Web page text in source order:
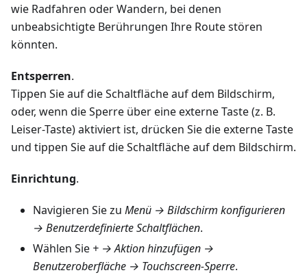
wie Radfahren oder Wandern, bei denen
unbeabsichtigte Berührungen Ihre Route stören
könnten.
Entsperren.
Tippen Sie auf die Schaltfläche auf dem Bildschirm,
oder, wenn die Sperre über eine externe Taste (z. B.
Leiser-Taste) aktiviert ist, drücken Sie die externe Taste
und tippen Sie auf die Schaltfläche auf dem Bildschirm.
Einrichtung.
Navigieren Sie zu Menü → Bildschirm konfigurieren
→ Benutzerdefinierte Schaltflächen.
Wählen Sie + → Aktion hinzufügen →
Benutzeroberfläche → Touchscreen-Sperre.